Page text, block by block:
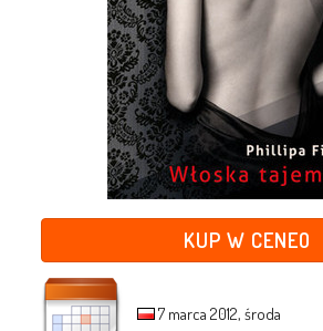
KUP W CENEO
7 marca 2012, środa